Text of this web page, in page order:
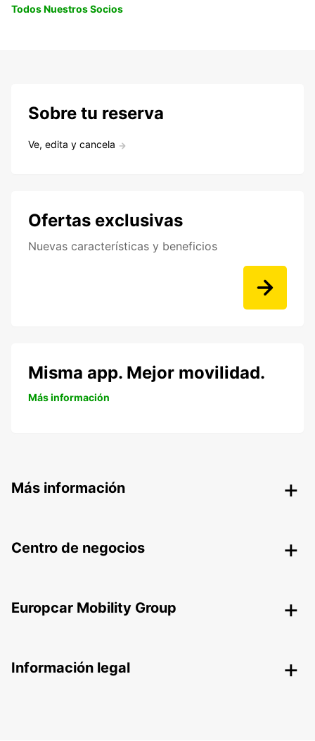
Todos Nuestros Socios
Sobre tu reserva
Ve, edita y cancela
Ofertas exclusivas
Nuevas características y beneficios
Misma app. Mejor movilidad.
Más información
Más información
Centro de negocios
Europcar Mobility Group
Información legal